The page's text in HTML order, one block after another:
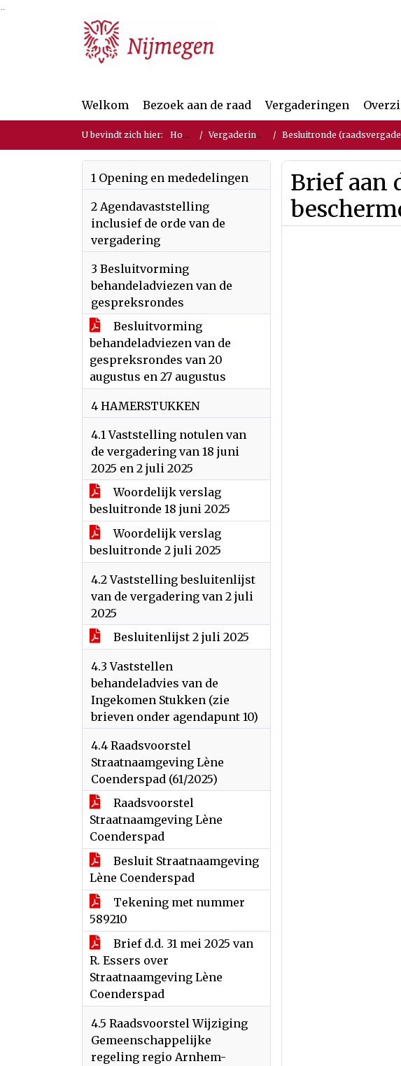
Ga naar de inhoud van deze pagina
Ga naar het zoeken
Ga naar het menu
Welkom Bezoek aan de raad Vergaderingen
U bevindt zich hier: Home Vergaderingen Besluitronde
1 Opening en mededelingen
2 Agendavaststelling
inclusief de orde van de
vergadering
3 Besluitvorming
behandeladviezen van de
gespreksrondes
Besluitvorming
behandeladviezen van de
gespreksrondes van 20
augustus en 27 augustus
4 HAMERSTUKKEN
4.1 Vaststelling notulen van
de vergadering van 18 juni
2025 en 2 juli 2025
Woordelijk verslag
besluitronde 18 juni 2025
Woordelijk verslag
besluitronde 2 juli 2025
4.2 Vaststelling besluitenlijst
van de vergadering van 2 juli
2025
Besluitenlijst 2 juli 2025
4.3 Vaststellen
behandeladvies van de
Ingekomen Stukken (zie
brieven onder agendapunt 10)
4.4 Raadsvoorstel
Straatnaamgeving Lène
Coenderspad (61/2025)
Raadsvoorstel
Straatnaamgeving Lène
Coenderspad
Besluit Straatnaamgeving
Lène Coenderspad
Tekening met nummer
589210
Brief d.d. 31 mei 2025 van
R. Essers over
Straatnaamgeving Lène
Coenderspad
4.5 Raadsvoorstel Wijziging
Gemeenschappelijke
regeling regio Arnhem-
Brief aan